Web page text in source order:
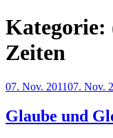
Kategorie:
Zeiten
Veröffentlicht
07. Nov. 201107. Nov.
Glaube und